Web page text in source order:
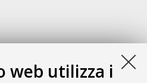
web utilizza i